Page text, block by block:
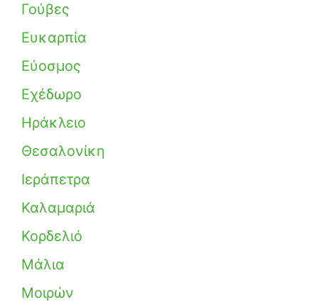
Γούβες
Ευκαρπία
Εύοσμος
Εχέδωρο
Ηράκλειο
Θεσαλονίκη
Ιεράπετρα
Καλαμαριά
Κορδελιό
Μάλια
Μοιρών